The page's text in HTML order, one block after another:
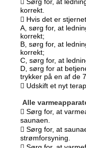
korrekt.
 Hvis det er
A, sørg for, at
korrekt;
B, sørg for, at
korrekt;
C, sørg for, at
D, sørg for at
trykker på en af de
 Udskift et nyt
Alle
 Sørg for, at
saunaen.
 Sørg for, at
strømforsyning.